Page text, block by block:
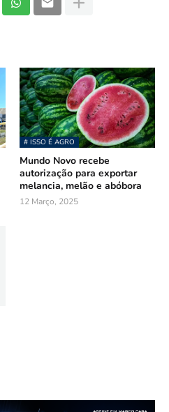
# ISSO É AGRO
Mundo Novo recebe
autorização para exportar
melancia, melão e abóbora
12 Março, 2025